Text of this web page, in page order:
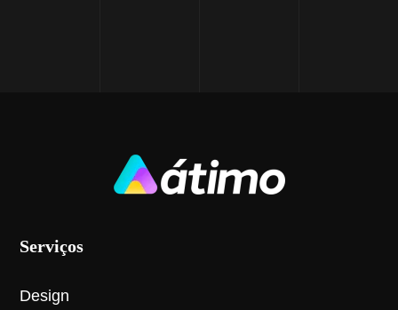
Serviços
Design